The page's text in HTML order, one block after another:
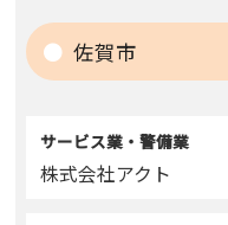
佐賀市
サービス業・警備業
株式会社アクト